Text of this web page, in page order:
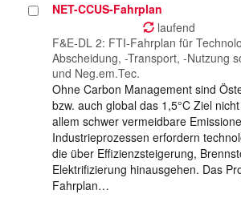
ProjektNET-CCUS-Fahrplan
laufend
F&E-DL 2: FTI-Fahrplan für
Abscheidung, -Transport, -Nutzung
und Neg.em.Tec.
Ohne Carbon Management sind
bzw. auch global das 1,5°C Ziel
allem schwer vermeidbare
Industrieprozessen erfordern
die über Effizienzsteigerung,
Elektrifizierung hinausgehen. Das
Fahrplan…